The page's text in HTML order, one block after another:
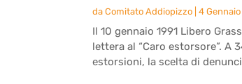
da Comitato Addiopizzo 4
Il 10 gennaio 1991 Libero
lettera al “Caro estorsore”. A
estorsioni, la scelta di